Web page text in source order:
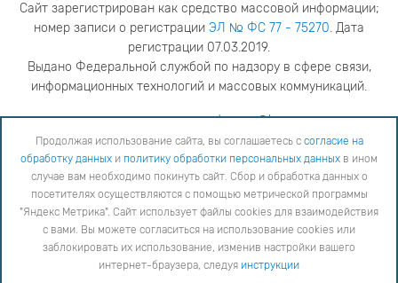
Сайт зарегистрирован как средство массовой информации;
номер записи о регистрации ЭЛ № ФС 77 - 75270. Дата
регистрации 07.03.2019.
Выдано Федеральной службой по надзору в сфере связи,
информационных технологий и массовых коммуникаций.
адрес редакцииya.stogova@ksc.ru
телефон редакции81555-79-516
Продолжая использование сайта, вы соглашаетесь с согласие на обработку данных
обработки персональных данных
в ином случае вам необходимо покинуть сайт. Сбор и обработка
данных о посетителях осуществляются с помощью метрической программы "Яндекс Метрика".
Сайт использует файлы cookies для взаимодействия с вами. Вы можете согласиться на
использование cookies или заблокировать их использование, изменив настройки вашего интернет-
Продолжая использование сайта, вы соглашаетесь с согласие на
обработку данных и политику обработки персональных данных в ином
случае вам необходимо покинуть сайт. Сбор и обработка данных о
посетителях осуществляются с помощью метрической программы
"Яндекс Метрика". Сайт использует файлы cookies для взаимодействия
с вами. Вы можете согласиться на использование cookies или
заблокировать их использование, изменив настройки вашего
интернет-браузера, следуя инструкции